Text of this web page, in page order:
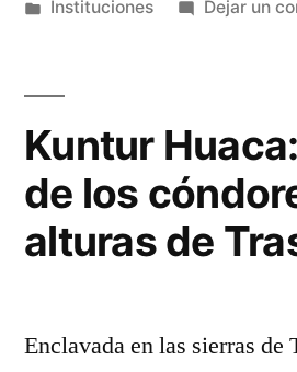
por
Publicada
Instituciones Dejar un
Kuntur
de los
alturas de
Enclavada en las sierras de